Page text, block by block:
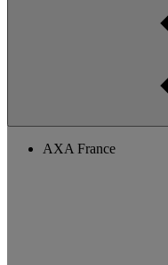
AXA France